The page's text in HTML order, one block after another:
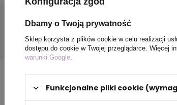
32 x 62 x 31 cm
6 kg
Dbamy o Twoją prywatność
Sklep korzysta z plików cookie w celu realizacji
dostępu do cookie w Twojej przeglądarce. Więcej
warunki Google
Funkcjonalne pliki cookie